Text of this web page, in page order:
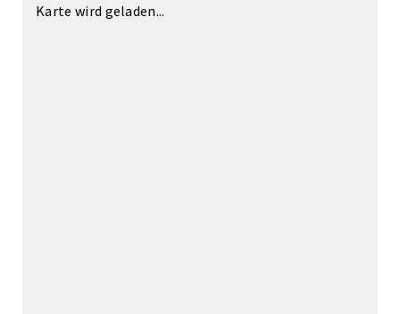
Karte wird geladen...